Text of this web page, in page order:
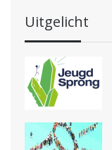
Uitgelicht